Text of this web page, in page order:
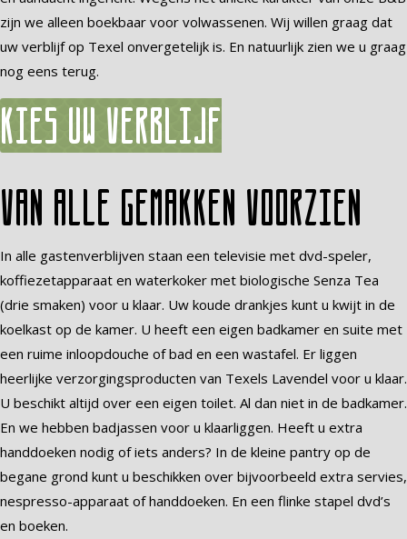
zijn we alleen boekbaar voor volwassenen. Wij willen graag dat
uw verblijf op Texel onvergetelijk is. En natuurlijk zien we u graag
nog eens terug.
Kies uw verblijf
Van alle gemakken voorzien
In alle gastenverblijven staan een televisie met dvd-speler,
koffiezetapparaat en waterkoker met biologische Senza Tea
(drie smaken) voor u klaar. Uw koude drankjes kunt u kwijt in de
koelkast op de kamer. U heeft een eigen badkamer en suite met
een ruime inloopdouche of bad en een wastafel. Er liggen
heerlijke verzorgingsproducten van Texels Lavendel voor u klaar.
U beschikt altijd over een eigen toilet. Al dan niet in de badkamer.
En we hebben badjassen voor u klaarliggen. Heeft u extra
handdoeken nodig of iets anders? In de kleine pantry op de
begane grond kunt u beschikken over bijvoorbeeld extra servies,
nespresso-apparaat of handdoeken. En een flinke stapel dvd’s
en boeken.